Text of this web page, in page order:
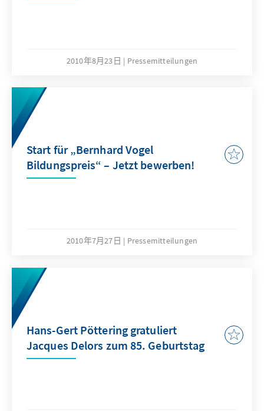
2010年8月23日 Pressemitteilungen
Start für „Bernhard Vogel
Bildungspreis“ – Jetzt bewerben!
2010年7月27日 Pressemitteilungen
Hans-Gert Pöttering gratuliert
Jacques Delors zum 85. Geburtstag